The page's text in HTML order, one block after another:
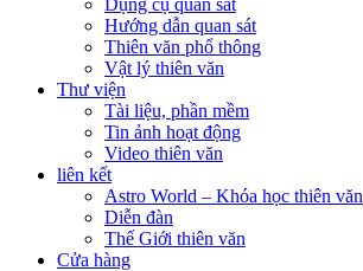
Dụng cụ quan sát
Hướng dẫn quan sát
Thiên văn phổ thông
Vật lý thiên văn
Thư viện
Tài liệu, phần mềm
Tin ảnh hoạt động
Video thiên văn
liên kết
Astro World – Khóa học thiên văn
Diễn đàn
Thế Giới thiên văn
Cửa hàng